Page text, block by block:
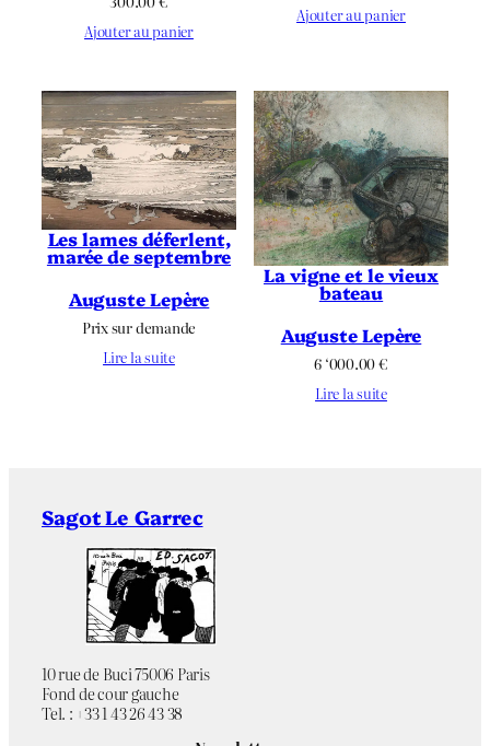
Ajouter au panier
Ajouter au panier
Les lames déferlent,
marée de septembre
Auguste Lepère
Prix sur demande
Lire la suite
La vigne et le vieux
bateau
Auguste Lepère
6 ‘000.00€
Lire la suite
Sagot Le Garrec
10 rue de Buci 75006 Paris
Fond de cour gauche
Tel. : +33 1 43 26 43 38